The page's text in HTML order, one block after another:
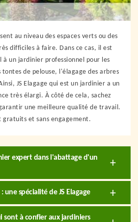
au niveau des espaces verts ou des
difficiles à faire. Dans ce cas, il est
à un jardinier professionnel pour les
de pelouse, l'élagage des arbres
JS Elagage qui est un jardinier a un
très élargi. À côté de cela, sachez
une meilleure qualité de travail.
gratuits et sans engagement.
expert dans l'abattage d'un
une spécialité de JS Elagage
sont à confier aux jardiniers